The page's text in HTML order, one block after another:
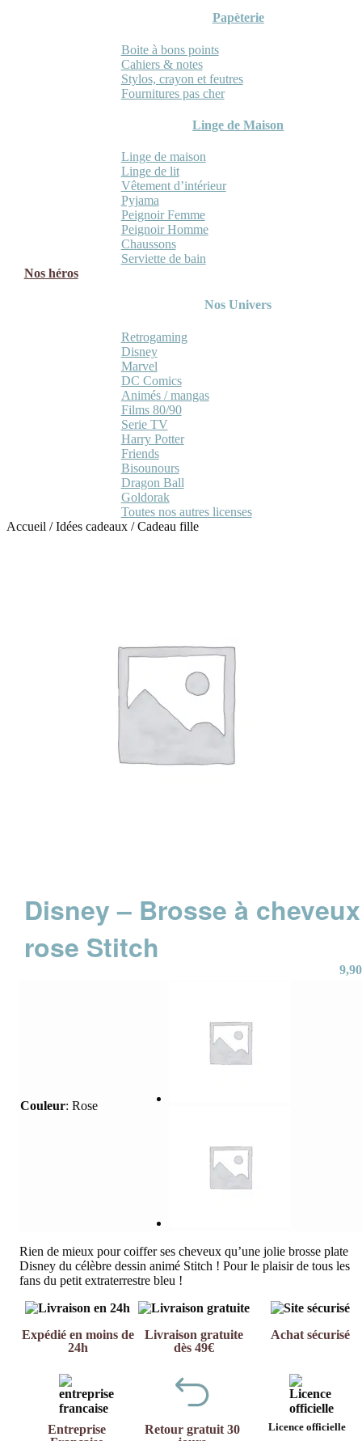
Papèterie
Boite à bons points
Cahiers & notes
Stylos, crayon et feutres
Fournitures pas cher
Linge de Maison
Linge de maison
Linge de lit
Vêtement d’intérieur
Pyjama
Peignoir Femme
Peignoir Homme
Chaussons
Serviette de bain
Nos héros
Nos Univers
Retrogaming
Disney
Marvel
DC Comics
Animés / mangas
Films 80/90
Serie TV
Harry Potter
Friends
Bisounours
Dragon Ball
Goldorak
Toutes nos autres licenses
Accueil /Idées cadeaux /Cadeau fille
Disney – Brosse à cheveux
rose Stitch
9,90
Rien de mieux pour coiffer ses cheveux qu’une jolie brosse plate
Disney du célèbre dessin animé Stitch ! Pour le plaisir de tous les
fans du petit extraterrestre bleu !
Couleur: Rose
Expédié en moins de
24h
Livraison gratuite
dès 49€
Achat sécurisé
Entreprise
Retour gratuit 30
Licence officielle